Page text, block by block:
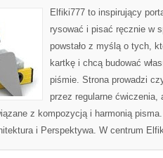
Elfiki777 to inspirujący
rysować i pisać ręcznie w
powstało z myślą o tych,
kartkę i chcą budować
piśmie. Strona prowadzi
przez regularne ćwiczenia,
z kompozycją i harmonią
i Perspektywa. W centrum